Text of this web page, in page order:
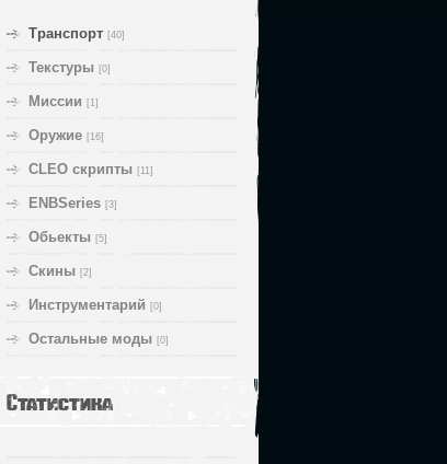
Транспорт [40]
Текстуры [0]
Миссии [1]
Оружие [16]
CLEO скрипты [11]
ENBSeries [3]
Обьекты [5]
Скины [2]
Инструментарий [0]
Остальные моды [0]
Статистика